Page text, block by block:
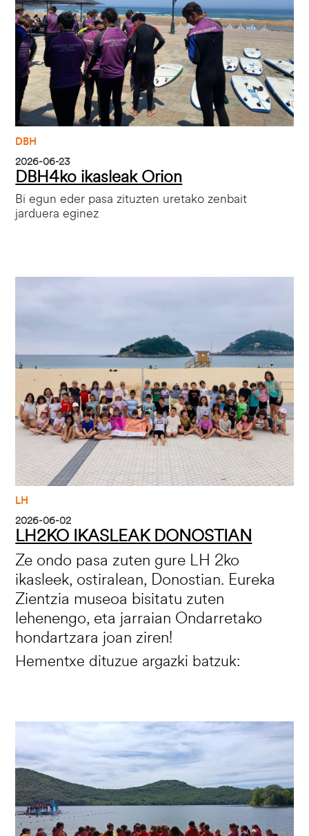
DBH
2026-06-23
DBH4ko ikasleak Orion
Bi egun eder pasa zituzten uretako zenbait
jarduera eginez
LH
2026-06-02
LH2KO IKASLEAK DONOSTIAN
Ze ondo pasa zuten gure LH 2ko
ikasleek, ostiralean, Donostian. Eureka
Zientzia museoa bisitatu zuten
lehenengo, eta jarraian Ondarretako
hondartzara joan ziren!
Hementxe dituzue argazki batzuk: